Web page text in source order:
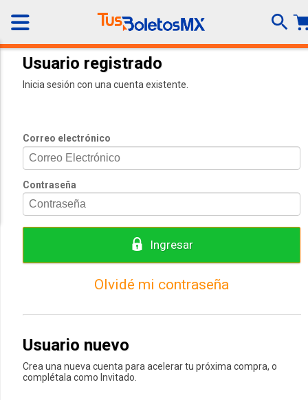
Usuario registrado
Inicia sesión con una cuenta existente.
Correo electrónico
Contraseña
Ingresar
Olvidé mi contraseña
Usuario nuevo
Crea una nueva cuenta para acelerar tu próxima compra, o
complétala como Invitado.